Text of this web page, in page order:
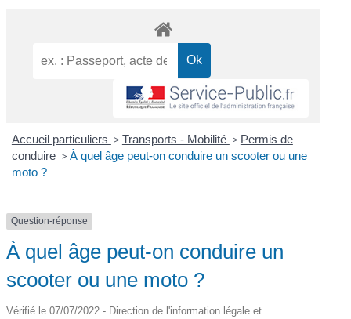
Accueil particuliers > Transports - Mobilité > Permis de
conduire > À quel âge peut-on conduire un scooter ou une
moto ?
Question-réponse
À quel âge peut-on conduire un
scooter ou une moto ?
Vérifié le 07/07/2022 - Direction de l'information légale et